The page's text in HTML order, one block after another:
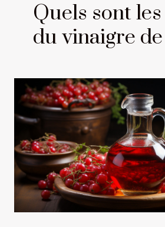
Quels sont
du vinaigre